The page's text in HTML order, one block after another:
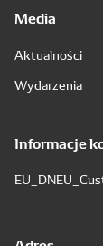
Media
Aktualności
Wydarzenia
Informacje